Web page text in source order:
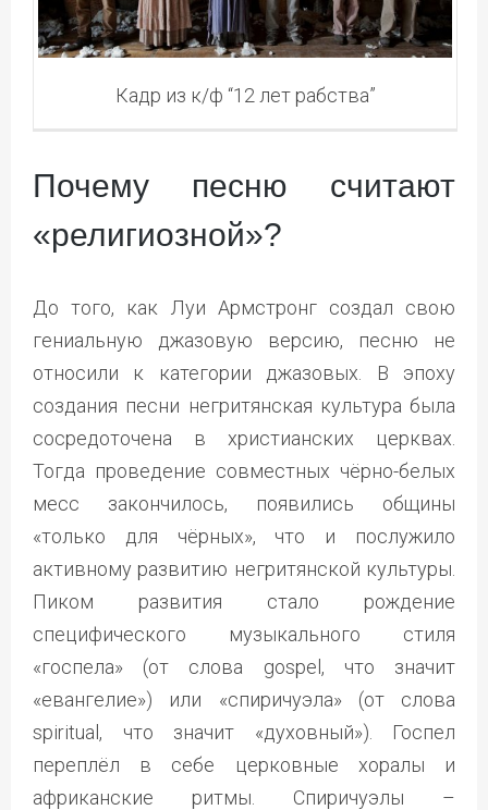
Кадр из к/ф “12 лет рабства”
Почему песню считают
«религиозной»?
До того, как Луи Армстронг создал свою
гениальную джазовую версию, песню не
относили к категории джазовых. В эпоху
создания песни негритянская культура была
сосредоточена в христианских церквах.
Тогда проведение совместных чёрно-белых
месс закончилось, появились общины
«только для чёрных», что и послужило
активному развитию негритянской культуры.
Пиком развития стало рождение
специфического музыкального стиля
«госпела» (от слова gospel, что значит
«евангелие») или «спиричуэла» (от слова
spiritual, что значит «духовный»). Госпел
переплёл в себе церковные хоралы и
африканские ритмы. Спиричуэлы –